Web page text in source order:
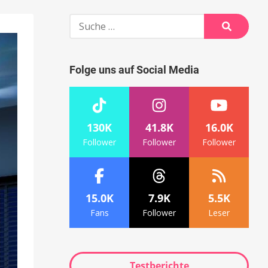
Suche
Suche
Folge uns auf Social Media
130K
Follower
41.8K
Follower
16.0K
Follower
15.0K
Fans
7.9K
Follower
5.5K
Leser